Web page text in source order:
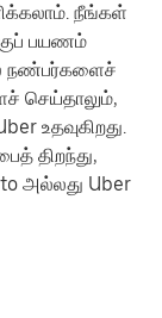
நீங்கள்
பயணம்
நண்பர்களைச்
செய்தாலும்,
உதவுகிறது.
திறந்து,
அல்லது Uber